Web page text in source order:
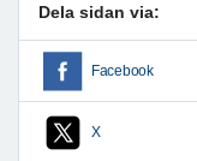
Dela sidan via:
Facebook
X